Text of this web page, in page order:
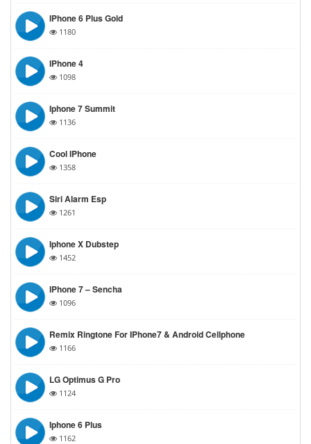
IPhone 6 Plus Gold
1180
IPhone 4
1098
Iphone 7 Summit
1136
Cool IPhone
1358
Siri Alarm Esp
1261
Iphone X Dubstep
1452
IPhone 7 – Sencha
1096
Remix Ringtone For IPhone7 & Android Cellphone
1166
LG Optimus G Pro
1124
Iphone 6 Plus
1162